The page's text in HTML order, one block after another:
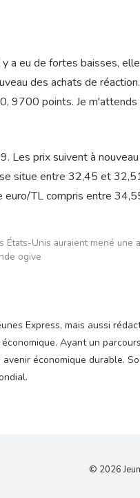
a eu de fortes baisses,
des achats de
9700 points. Je m'attends
Les prix suivent à
situe entre 32,45 et
euro/TL compris entre
Unis auraient mené une
ogive
Express, mais aussi
Ayant un
économique durable.
© 2026